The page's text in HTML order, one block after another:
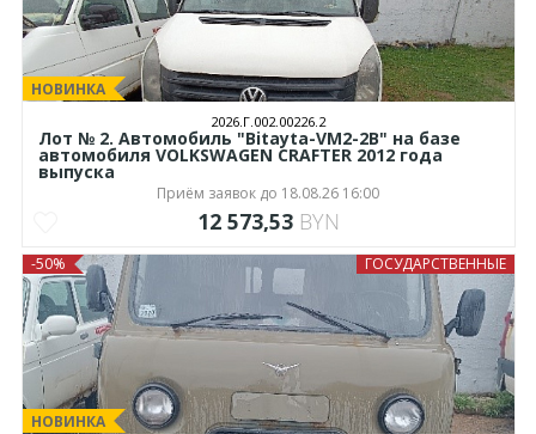
НОВИНКА
2026.Г.002.00226.2
Лот № 2. Автомобиль "Bitayta-VM2-2B" на базе
автомобиля VOLKSWAGEN CRAFTER 2012 года
выпуска
Приём заявок до 18.08.26 16:00
12 573,53 BYN
ГОСУДАРСТВЕННЫЕ
НОВИНКА
-50%